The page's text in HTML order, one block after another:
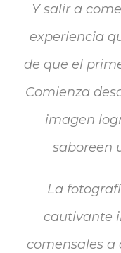
Y salir a
experiencia
de que el
Comienza
imagen
saboreen
La
cautivante
comensales a